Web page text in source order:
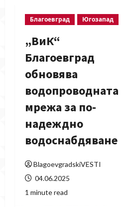
Благоевград Югозапад
„ВиК“
Благоевград
обновява
водопроводната
мрежа за по-
надеждно
водоснабдяване
BlagoevgradskiVESTI
04.06.2025
1 minute read